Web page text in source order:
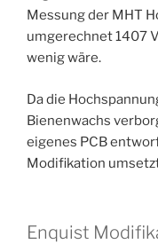
Messung der MHT
umgerechnet 1407
wenig wäre.
Da die
Bienenwachs
eigenes PCB
Modifikation
Enquist